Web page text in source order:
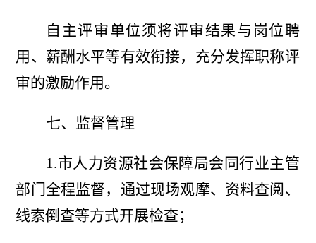
自主评审单位须将评审结果与岗位聘
用、薪酬水平等有效衔接，充分发挥职称评
审的激励作用。
七、监督管理
1.市人力资源社会保障局会同行业主管
部门全程监督，通过现场观摩、资料查阅、
线索倒查等方式开展检查；